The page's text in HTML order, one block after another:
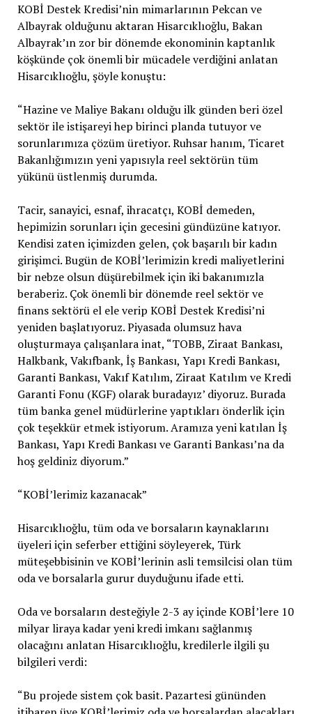
KOBİ Destek Kredisi’nin mimarlarının Pekcan ve
Albayrak olduğunu aktaran Hisarcıklıoğlu, Bakan
Albayrak’ın zor bir dönemde ekonominin kaptanlık
köşkünde çok önemli bir mücadele verdiğini anlatan
Hisarcıklıoğlu, şöyle konuştu:
“Hazine ve Maliye Bakanı olduğu ilk günden beri özel
sektör ile istişareyi hep birinci planda tutuyor ve
sorunlarımıza çözüm üretiyor. Ruhsar hanım, Ticaret
Bakanlığımızın yeni yapısıyla reel sektörün tüm
yükünü üstlenmiş durumda.
Tacir, sanayici, esnaf, ihracatçı, KOBİ demeden,
hepimizin sorunları için gecesini gündüzüne katıyor.
Kendisi zaten içimizden gelen, çok başarılı bir kadın
girişimci. Bugün de KOBİ’lerimizin kredi maliyetlerini
bir nebze olsun düşürebilmek için iki bakanımızla
beraberiz. Çok önemli bir dönemde reel sektör ve
finans sektörü el ele verip KOBİ Destek Kredisi’ni
yeniden başlatıyoruz. Piyasada olumsuz hava
oluşturmaya çalışanlara inat, “TOBB, Ziraat Bankası,
Halkbank, Vakıfbank, İş Bankası, Yapı Kredi Bankası,
Garanti Bankası, Vakıf Katılım, Ziraat Katılım ve Kredi
Garanti Fonu (KGF) olarak buradayız’ diyoruz. Burada
tüm banka genel müdürlerine yaptıkları önderlik için
çok teşekkür etmek istiyorum. Aramıza yeni katılan İş
Bankası, Yapı Kredi Bankası ve Garanti Bankası’na da
hoş geldiniz diyorum.”
“KOBİ’lerimiz kazanacak”
Hisarcıklıoğlu, tüm oda ve borsaların kaynaklarını
üyeleri için seferber ettiğini söyleyerek, Türk
müteşebbisinin ve KOBİ’lerinin asli temsilcisi olan tüm
oda ve borsalarla gurur duyduğunu ifade etti.
Oda ve borsaların desteğiyle 2-3 ay içinde KOBİ’lere 10
milyar liraya kadar yeni kredi imkanı sağlanmış
olacağını anlatan Hisarcıklıoğlu, kredilerle ilgili şu
bilgileri verdi:
“Bu projede sistem çok basit. Pazartesi gününden